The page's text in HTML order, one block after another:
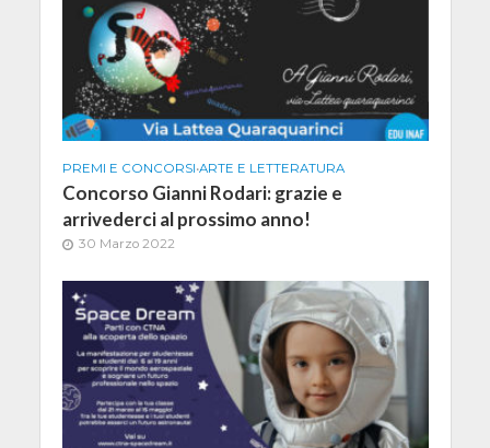
PREMI E CONCORSI•ARTE E LETTERATURA
Concorso Gianni Rodari: grazie e
arrivederci al prossimo anno!
30 Marzo 2022